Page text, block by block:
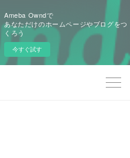
Ameba Owndで
あなただけのホームページやブログをつ
くろう
今すぐ試す